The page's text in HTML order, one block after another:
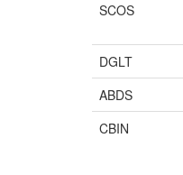
SCOS
DGLT
ABDS
CBIN